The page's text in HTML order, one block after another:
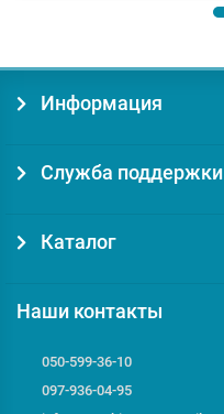
Информация
Служба поддержки
Каталог
Наши контакты
050-599-36-10
097-936-04-95